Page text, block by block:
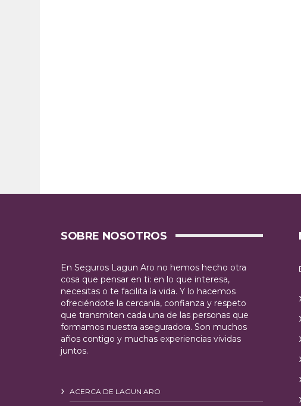
SOBRE NOSOTROS
En Seguros Lagun Aro no hemos hecho otra
cosa que pensar en ti: en lo que interesa,
necesitas o te facilita la vida. Y lo hacemos
ofreciéndote la cercanía, confianza y respeto
que transmiten cada una de las personas que
formamos nuestra aseguradora. Son muchos
años contigo y muchas experiencias vividas
juntos.
ACERCA DE LAGUN ARO